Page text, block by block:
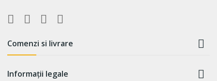
Comenzi si livrare 
Informații legale 